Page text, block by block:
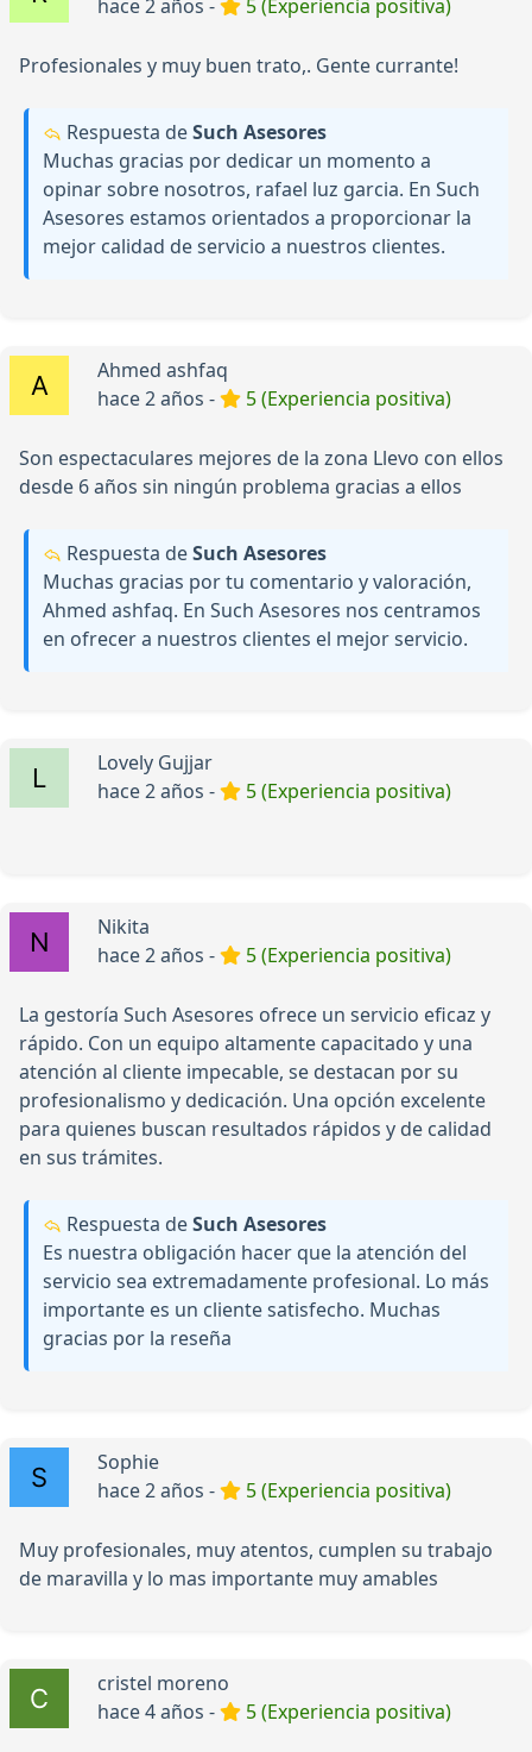
hace 2 años - 5 (Experiencia positiva)
Profesionales y muy buen trato,. Gente currante!
Respuesta deSuch Asesores
Muchas gracias por dedicar un momento a
opinar sobre nosotros, rafael luz garcia. En Such
Asesores estamos orientados a proporcionar la
mejor calidad de servicio a nuestros clientes.
Ahmed ashfaq
hace 2 años -
5 (Experiencia positiva)
Son espectaculares mejores de la zona Llevo con ellos
desde 6 años sin ningún problema gracias a ellos
Respuesta deSuch Asesores
Muchas gracias por tu comentario y valoración,
Ahmed ashfaq. En Such Asesores nos centramos
en ofrecer a nuestros clientes el mejor servicio.
Lovely Gujjar
hace 2 años -
5 (Experiencia positiva)
Nikita
hace 2 años -
5 (Experiencia positiva)
La gestoría Such Asesores ofrece un servicio eficaz y
rápido. Con un equipo altamente capacitado y una
atención al cliente impecable, se destacan por su
profesionalismo y dedicación. Una opción excelente
para quienes buscan resultados rápidos y de calidad
en sus trámites.
Respuesta deSuch Asesores
Es nuestra obligación hacer que la atención del
servicio sea extremadamente profesional. Lo más
importante es un cliente satisfecho. Muchas
gracias por la reseña
Sophie
hace 2 años -
5 (Experiencia positiva)
Muy profesionales, muy atentos, cumplen su trabajo
de maravilla y lo mas importante muy amables
cristel moreno
hace 4 años -
5 (Experiencia positiva)